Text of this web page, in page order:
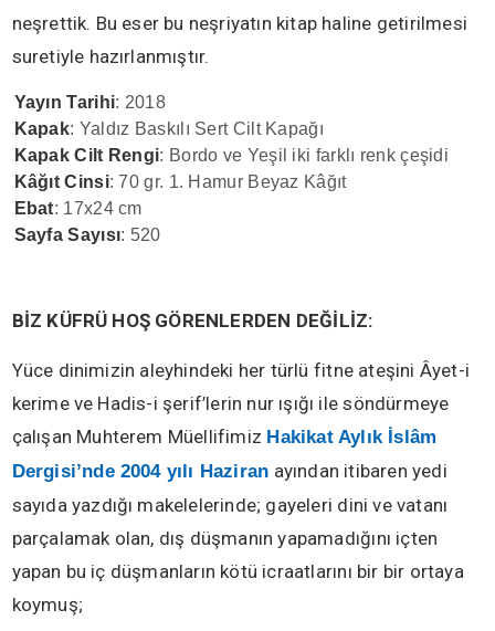
neşrettik. Bu eser bu neşriyatın kitap haline getirilmesi
suretiyle hazırlanmıştır.
Yayın Tarihi: 2018
Kapak: Yaldız Baskılı Sert Cilt Kapağı
Kapak Cilt Rengi: Bordo ve Yeşil iki farklı renk çeşidi
Kâğıt Cinsi: 70 gr. 1. Hamur Beyaz Kâğıt
Ebat: 17x24 cm
Sayfa Sayısı: 520
BİZ KÜFRÜ HOŞ GÖRENLERDEN DEĞİLİZ:
Yüce dinimizin aleyhindeki her türlü fitne ateşini Âyet-i
kerime ve Hadis-i şerif’lerin nur ışığı ile söndürmeye
çalışan Muhterem Müellifimiz Hakikat Aylık İslâm
Dergisi’nde 2004 yılı Haziran ayından itibaren yedi
sayıda yazdığı makelelerinde; gayeleri dini ve vatanı
parçalamak olan, dış düşmanın yapamadığını içten
yapan bu iç düşmanların kötü icraatlarını bir bir ortaya
koymuş;